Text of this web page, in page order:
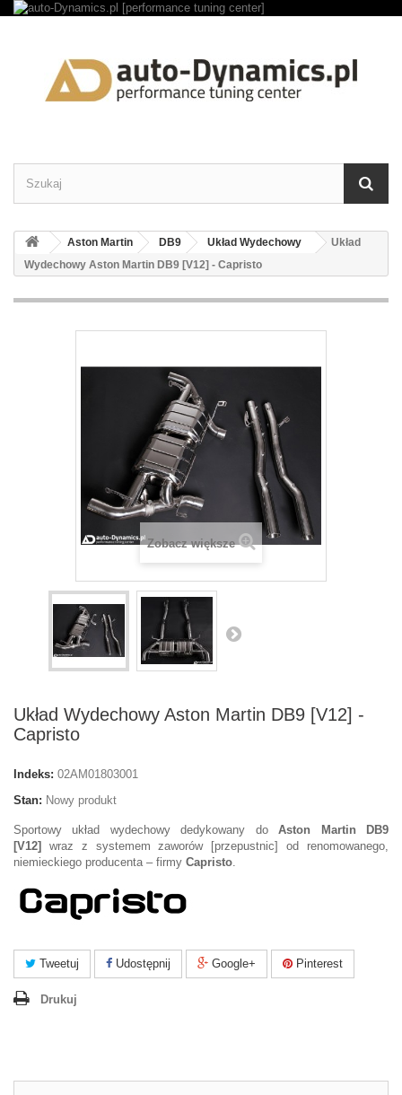
Aston Martin DB9 Układ Wydechowy
Układ
Wydechowy Aston Martin DB9 [V12] - Capristo
Zobacz większe
Układ Wydechowy Aston Martin DB9 [V12] -
Capristo
Indeks: 02AM01803001
Stan: Nowy produkt
Sportowy układ wydechowy dedykowany doAston Martin DB9
[V12]
wraz z systemem zaworów [przepustnic] od renomowanego,
niemieckiego producenta – firmy Capristo.
Tweetuj Udostępnij Google+ Pinterest
Drukuj